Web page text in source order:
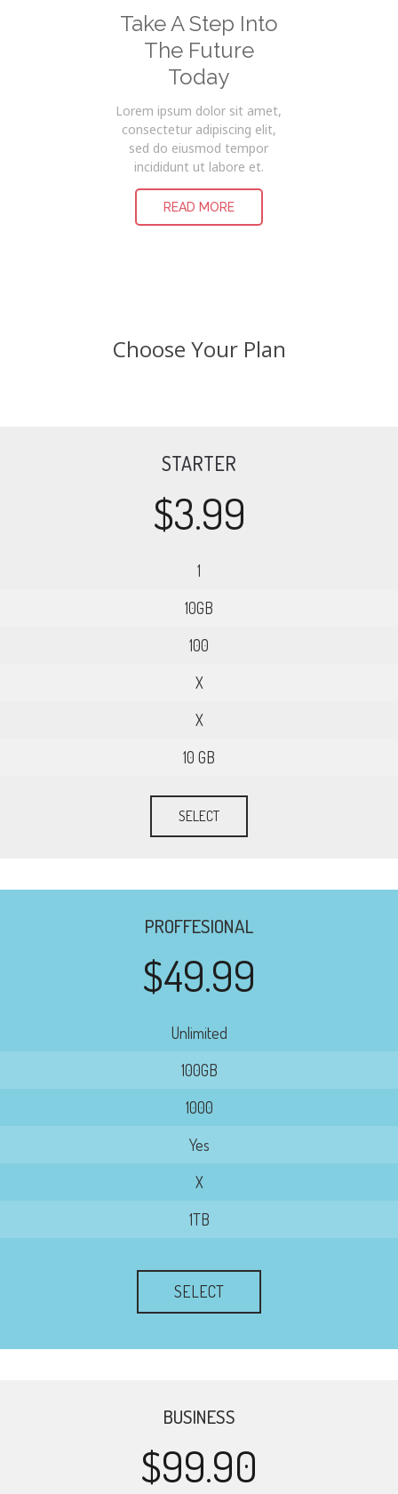
Take A Step Into
The Future
Today
Lorem ipsum dolor sit amet,
consectetur adipiscing elit,
sed do eiusmod tempor
incididunt ut labore et.
READ MORE
Choose Your Plan
STARTER
$3.99
1
10GB
100
X
X
10 GB
SELECT
PROFFESIONAL
$49.99
Unlimited
100GB
1000
Yes
X
1TB
SELECT
BUSINESS
$99.90